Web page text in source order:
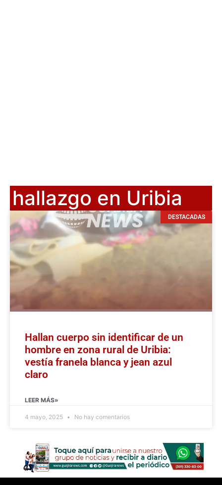
hallazgo en Uribia
DESTACADAS
Hallan cuerpo sin identificar de un
hombre en zona rural de Uribia:
vestía franela blanca y jean azul
claro
LEER MÁS»
4 mayo, 2025 No hay comentarios